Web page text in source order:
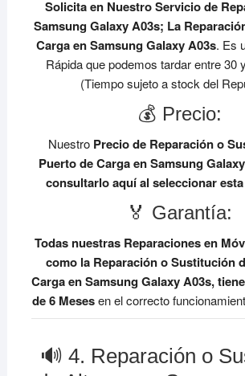
Solicita en Nuestro Servicio de
Samsung Galaxy A03s; La
Carga en Samsung Galaxy A03s. Es
Rápida que podemos tardar entre 30
(Tiempo sujeto a stock del
💰 Precio:
Nuestro Precio de Reparación o
Puerto de Carga en Samsung
consultarlo aquí al seleccionar
🏅 Garantía:
Todas nuestras Reparaciones en
como la Reparación o Sustitución
Carga en Samsung Galaxy A03s,
de 6 Mesesen el correcto
🔊 4. Reparación o